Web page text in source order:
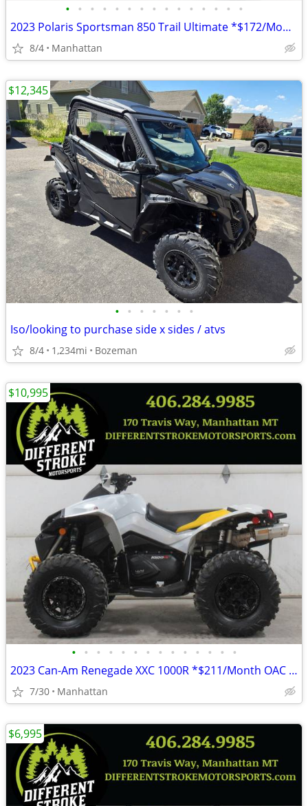
• • • • • • • • • • • • • • •
2023 Polaris Sportsman 850 Trail Ultimate *$172/Month OAC $0 Down*
8/4 Manhattan
• • • • • • •
Iso/looking to purchase side x sides / atvs
8/4 1,234mi Bozeman
$12,345
• • • • • • • • • • • • • •
2023 Can-Am Renegade XXC 1000R *$211/Month OAC $0 Down*
7/30 Manhattan
$10,995
$6,995